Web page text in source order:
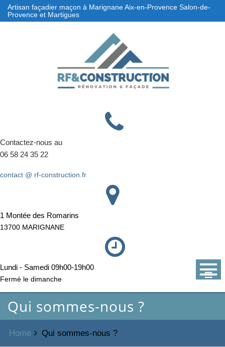
Skip
to
Artisan façadier maçon à Marignane Aix-en-Provence Salon-de-
Provence et Martigues
Contactez-nous au
06 58 24 35 22
contact @ rf-construction.fr
1 Montée des Romarins
13700 MARIGNANE
Lundi - Samedi 09h00-19h00
Fermé le dimanche
Qui sommes-nous ?
Home Qui sommes-nous ?